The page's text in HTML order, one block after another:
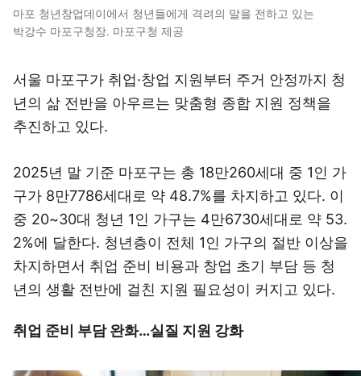
마포 청년창업데이에서 청년들에게 격려의 말을 전하고 있는
박강수 마포구청장. 마포구청 제공
서울 마포구가 취업·창업 지원부터 주거 안정까지 청
년의 삶 전반을 아우르는 맞춤형 종합 지원 정책을
추진하고 있다.
2025년 말 기준 마포구는 총 18만260세대 중 1인 가
구가 8만7786세대로 약 48.7%를 차지하고 있다. 이
중 20~30대 청년 1인 가구는 4만6730세대로 약 53.
2%에 달한다. 청년층이 전체 1인 가구의 절반 이상을
차지하면서 취업 준비 비용과 창업 초기 부담 등 청
년의 생활 전반에 걸친 지원 필요성이 커지고 있다.
취업 준비 부담 완화…실질 지원 강화